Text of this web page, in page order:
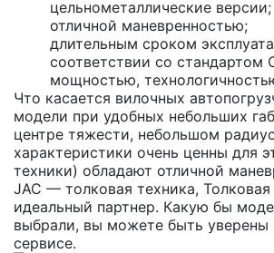
цельнометаллические версии;
отличной маневренностью;
длительным сроком
соответствии со стандартом
мощностью,
Что касается вилочных
модели при удобных небольших
центре тяжести, небольшом
характеристики очень ценны для
техники) обладают отличной
JAC — толковая техника,
идеальный партнер. Какую бы
выбрали, вы можете быть уверены
сервисе.